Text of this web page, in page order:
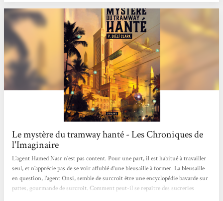
qui ont publié la version...
Le mystère du tramway hanté - Les Chroniques de
l'Imaginaire
L'agent Hamed Nasr n'est pas content. Pour une part, il est habitué à travailler
seul, et n'apprécie pas de se voir affublé d'une bleusaille à former. La bleusaille
en question, l'agent Onsi, semble de surcroît être une encyclopédie bavarde sur
pattes, gourmande de surcroît. Comment peut-il se repaître des sucreries